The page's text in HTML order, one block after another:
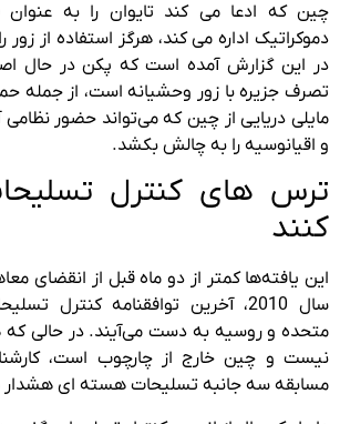
چین که ادعا می کند تایوان را به
دموکراتیک اداره می کند، هرگز استفاده از
در این گزارش آمده است که پکن در حال
مایلی دریایی از چین که می‌تواند حضور نظامی
و اقیانوسیه را به چالش بکشد.
ترس های کنترل
کنند
این یافته‌ها کمتر از دو ماه قبل از انقضای
سال 2010، آخرین توافقنامه کنترل
متحده و روسیه به دست می‌آیند. در حالی که
نیست و چین خارج از چارچوب است،
مسابقه سه جانبه تسلیحات هسته ای